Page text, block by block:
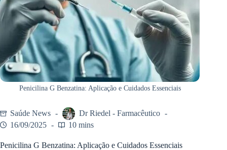
Penicilina G Benzatina: Aplicação e Cuidados Essenciais
Saúde News
Dr Riedel - Farmacêutico
16/09/2025
10 mins
Penicilina G Benzatina: Aplicação e Cuidados Essenciais